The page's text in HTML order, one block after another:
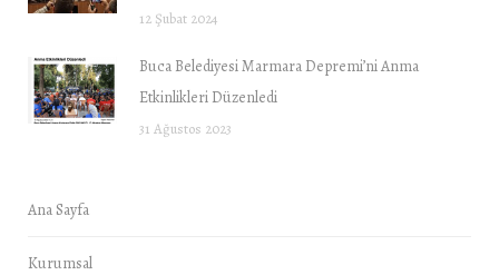
12 Şubat 2024
Buca Belediyesi Marmara Depremi’ni Anma
Etkinlikleri Düzenledi
31 Ağustos 2023
Ana Sayfa
Kurumsal